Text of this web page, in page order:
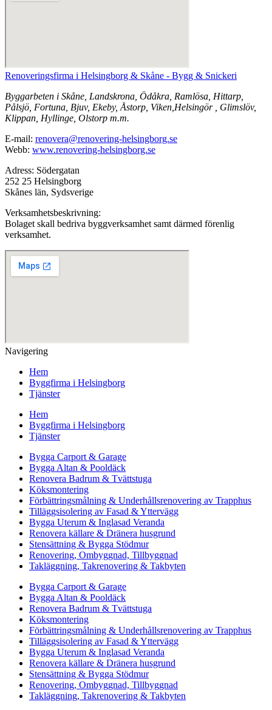
Renoveringsfirma i Helsingborg & Skåne - Bygg & Snickeri
Byggarbeten i Skåne, Landskrona, Ödåkra, Ramlösa, Hittarp,
Pålsjö, Fortuna, Bjuv, Ekeby, Åstorp, Viken,Helsingör , Glimslöv,
Klippan, Hyllinge, Olstorp m.m.
E-mail: renovera@renovering-helsingborg.se
Webb: www.renovering-helsingborg.se
Adress: Södergatan
252 25 Helsingborg
Skånes län, Sydsverige
Verksamhetsbeskrivning:
Bolaget skall bedriva byggverksamhet samt därmed förenlig
verksamhet.
Navigering
Hem
Byggfirma i Helsingborg
Tjänster
Hem
Byggfirma i Helsingborg
Tjänster
Bygga Carport & Garage
Bygga Altan & Pooldäck
Renovera Badrum & Tvättstuga
Köksmontering
Förbättringsmålning & Underhållsrenovering av Trapphus
Tilläggsisolering av Fasad & Yttervägg
Bygga Uterum & Inglasad Veranda
Renovera källare & Dränera husgrund
Stensättning & Bygga Stödmur
Renovering, Ombyggnad, Tillbyggnad
Takläggning, Takrenovering & Takbyten
Bygga Carport & Garage
Bygga Altan & Pooldäck
Renovera Badrum & Tvättstuga
Köksmontering
Förbättringsmålning & Underhållsrenovering av Trapphus
Tilläggsisolering av Fasad & Yttervägg
Bygga Uterum & Inglasad Veranda
Renovera källare & Dränera husgrund
Stensättning & Bygga Stödmur
Renovering, Ombyggnad, Tillbyggnad
Takläggning, Takrenovering & Takbyten